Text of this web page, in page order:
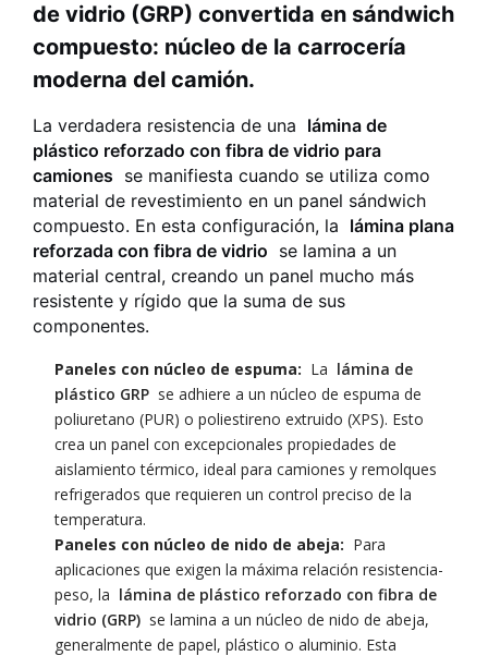
de vidrio (GRP) convertida en sándwich
compuesto: núcleo de la carrocería
moderna del camión.
La verdadera resistencia de una lámina de
plástico reforzado con fibra de vidrio para
camiones se manifiesta cuando se utiliza como
material de revestimiento en un panel sándwich
compuesto. En esta configuración, la lámina plana
reforzada con fibra de vidrio se lamina a un
material central, creando un panel mucho más
resistente y rígido que la suma de sus
componentes.
Paneles con núcleo de espuma: La lámina de
plástico GRP se adhiere a un núcleo de espuma de
poliuretano (PUR) o poliestireno extruido (XPS). Esto
crea un panel con excepcionales propiedades de
aislamiento térmico, ideal para camiones y remolques
refrigerados que requieren un control preciso de la
temperatura.
Paneles con núcleo de nido de abeja: Para
aplicaciones que exigen la máxima relación resistencia-
peso, la lámina de plástico reforzado con fibra de
vidrio (GRP) se lamina a un núcleo de nido de abeja,
generalmente de papel, plástico o aluminio. Esta